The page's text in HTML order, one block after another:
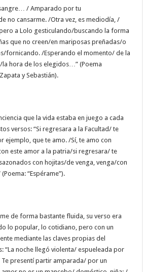
/ Amparado por tu
no cansarme. /Otra vez, es mediodía, /
a Lolo gesticulando/buscando la forma
que no creen/en mariposas preñadas/o
fornicando. /Esperando el momento/ de la
la hora de los elegidos…” (Poema
y Sebastián).
que la vida estaba en juego a cada
versos: “Si regresara a la Facultad/ te
ejemplo, que te amo. /Sí, te amo con
este amor a la patria/si regresara/ te
con hojitas/de venga, venga/con
“Espérame”).
de forma bastante fluida, su verso era
lo popular, lo cotidiano, pero con un
mediante las claves propias del
“La noche llegó violenta/ espueleada por
presentí partir amparada/ por un